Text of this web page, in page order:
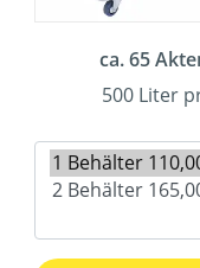
ca. 65
500 Liter